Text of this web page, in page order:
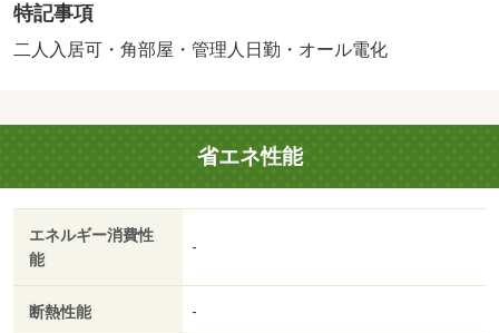
【五橋駅】徒歩約２分★ オートロック・防犯カメラ・宅
配ＢＯＸ完備◎セキュリティに配慮されております♪・バイ
特記事項
二人入居可・角部屋・管理人日勤・オール電化
省エネ性能
エネルギー消費性
能
-
断熱性能 -